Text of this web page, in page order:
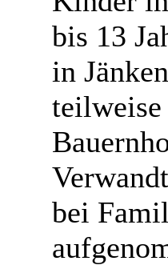
bis 13
in
teilweise
bei